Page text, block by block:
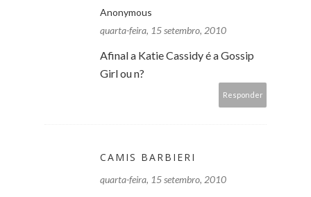
Anonymous
quarta-feira, 15 setembro, 2010
Afinal a Katie Cassidy é a Gossip
Girl ou n?
Responder
CAMIS BARBIERI
quarta-feira, 15 setembro, 2010